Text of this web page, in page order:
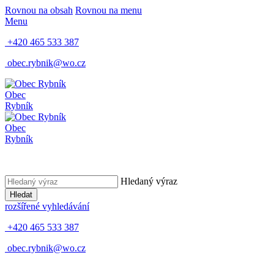
Rovnou na obsah Rovnou na menu
Menu
+420 465 533 387
obec.rybnik@wo.cz
Obec
Rybník
Obec
Rybník
Hledaný výraz
Hledat
rozšířené vyhledávání
+420 465 533 387
obec.rybnik@wo.cz